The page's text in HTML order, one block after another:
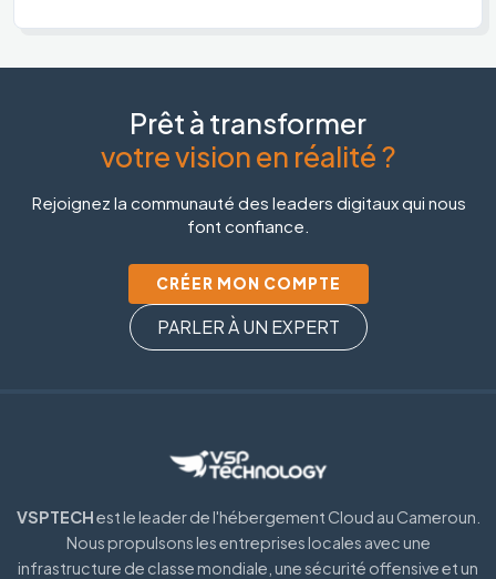
Prêt à transformer
votre vision en réalité ?
Rejoignez la communauté des leaders digitaux qui nous
font confiance.
CRÉER MON COMPTE
PARLER À UN EXPERT
VSPTECHest le leader de l'hébergement Cloud au Cameroun.
Nous propulsons les entreprises locales avec une
infrastructure de classe mondiale, une sécurité offensive et un